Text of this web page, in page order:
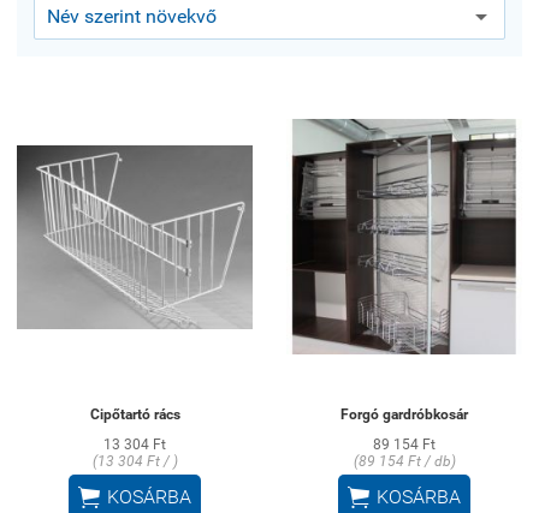
Cipőtartó rács
13 304 Ft
(13 304 Ft / )
 KOSÁRBA
Forgó gardróbkosár
89 154 Ft
(89 154 Ft / db)
 KOSÁRBA